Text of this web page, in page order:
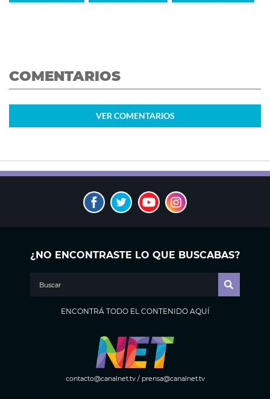
COMENTARIOS
VER COMENTARIOS
¿NO ENCONTRASTE LO QUE BUSCABAS?
ENCONTRÁ TODO EL CONTENIDO AQUÍ
contacto@canalnet.tv/ prensa@canalnet.tv